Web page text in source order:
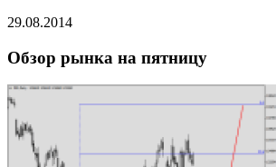
29.08.2014
Обзор рынка на пятницу